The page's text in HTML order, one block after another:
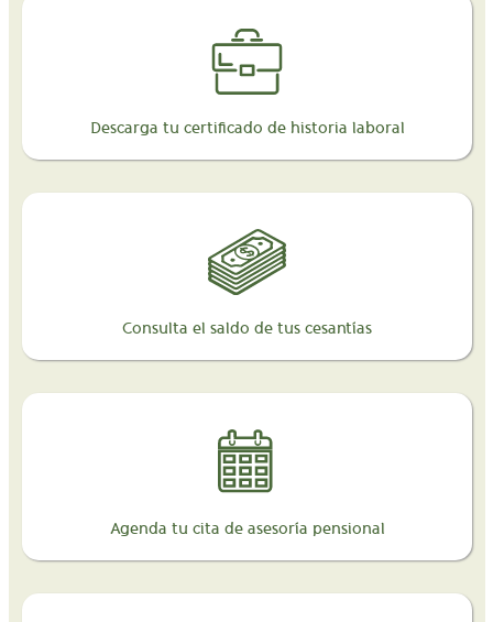
Descarga tu certificado de historia laboral
Consulta el saldo de tus cesantías
Agenda tu cita de asesoría pensional